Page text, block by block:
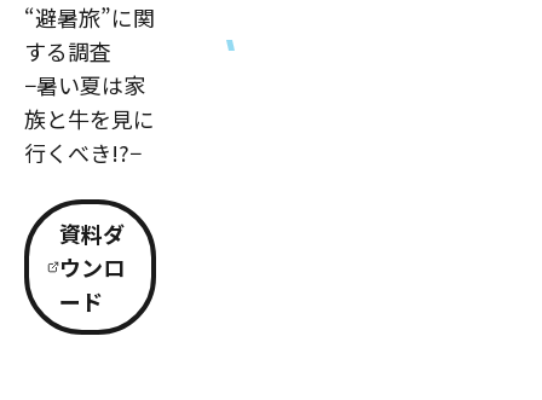
“避暑旅”に関
する調査
−暑い夏は家
族と牛を見に
行くべき!?−
資料ダ
ウンロ
ード